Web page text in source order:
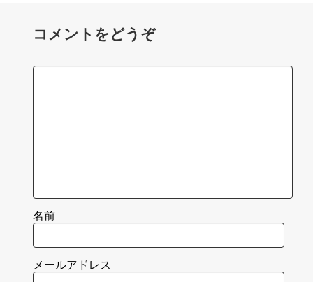
コメントをどうぞ
名前
メールアドレス